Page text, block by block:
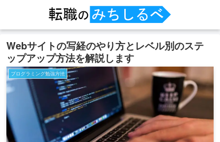
Webサイトの写経のやり方とレベル別のステ
ップアップ方法を解説します
プログラミング勉強方法